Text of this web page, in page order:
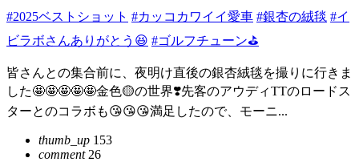
#2025ベストショット #カッコカワイイ愛車 #銀杏の絨毯 #イ
ビラボさんありがとう😆 #ゴルフチューン⛳
皆さんとの集合前に、夜明け直後の銀杏絨毯を撮りに行きま
した🤩🤩🤩🤩🤩金色🟡の世界❣️先客のアウディTTのロードス
ターとのコラボも😘😘😘満足したので、モーニ...
thumb_up 153
comment26